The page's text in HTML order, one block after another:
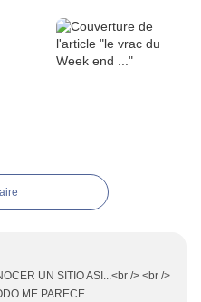
UN SITIO ASI...<br /> <br />
ME PARECE